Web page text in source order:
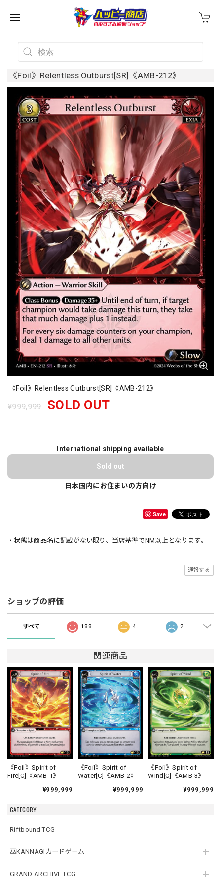
CATEGORY
Riftbound TCG
巫KANNAGIカードゲーム
GRAND ARCHIVE TCG
《Foil》Relentless Outburst[SR]《AMB-212》
《Foil》Relentless Outburst[SR]《AMB-212》
¥999,999 SOLD OUT
International shipping available
Sold out
日本国内にお住まいの方向け
Save
・状態は商品名に記載がない限り、当店基準でNM以上となります。
通報する
ショップの評価
すべて 188 4 2
関連商品
《Foil》Spirit of
Fire[C]《AMB-1》
¥999,999
《Foil》Spirit of
Water[C]《AMB-2》
¥999,999
《Foil》Spirit of
Wind[C]《AMB-3》
¥999,999